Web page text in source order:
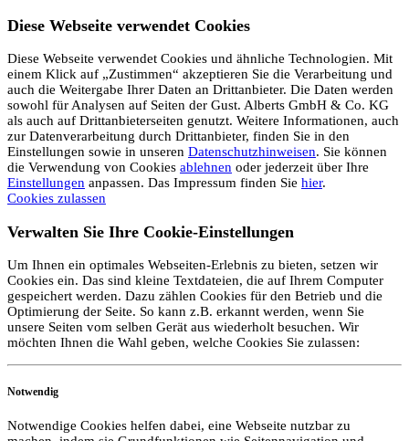
Diese Webseite verwendet Cookies
Diese Webseite verwendet Cookies und ähnliche Technologien. Mit
einem Klick auf „Zustimmen“ akzeptieren Sie die Verarbeitung und
auch die Weitergabe Ihrer Daten an Drittanbieter. Die Daten werden
sowohl für Analysen auf Seiten der Gust. Alberts GmbH & Co. KG
als auch auf Drittanbieterseiten genutzt. Weitere Informationen, auch
zur Datenverarbeitung durch Drittanbieter, finden Sie in den
Einstellungen sowie in unseren Datenschutzhinweisen. Sie können
die Verwendung von Cookies ablehnen oder jederzeit über Ihre
Einstellungen anpassen. Das Impressum finden Sie hier.
Cookies zulassen
Verwalten Sie Ihre Cookie-Einstellungen
Um Ihnen ein optimales Webseiten-Erlebnis zu bieten, setzen wir
Cookies ein. Das sind kleine Textdateien, die auf Ihrem Computer
gespeichert werden. Dazu zählen Cookies für den Betrieb und die
Optimierung der Seite. So kann z.B. erkannt werden, wenn Sie
unsere Seiten vom selben Gerät aus wiederholt besuchen. Wir
möchten Ihnen die Wahl geben, welche Cookies Sie zulassen:
Notwendig
Notwendige Cookies helfen dabei, eine Webseite nutzbar zu